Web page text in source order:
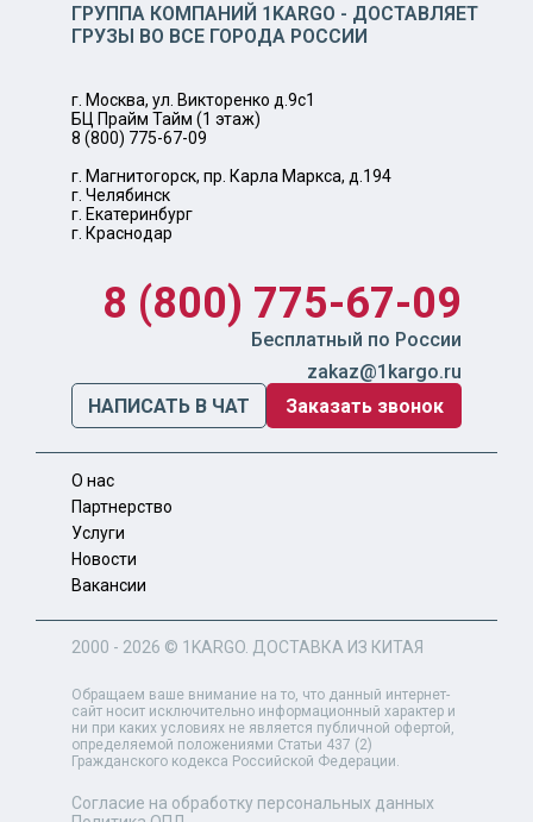
ГРУППА КОМПАНИЙ 1KARGO - ДОСТАВЛЯЕТ
ГРУЗЫ ВО ВСЕ ГОРОДА РОССИИ
г. Москва, ул. Викторенко д.9с1
БЦ Прайм Тайм (1 этаж)
8 (800) 775-67-09
г. Магнитогорск, пр. Карла Маркса, д.194
г. Челябинск
г. Екатеринбург
г. Краснодар
8 (800) 775-67-09
Бесплатный по России
zakaz@1kargo.ru
НАПИСАТЬ В ЧАТ
Заказать звонок
О нас
Партнерство
Услуги
Новости
Вакансии
2000 - 2026 © 1KARGO . ДОСТАВКА ИЗ КИТАЯ
Обращаем ваше внимание на то, что данный интернет-
сайт носит исключительно информационный характер и
ни при каких условиях не является публичной офертой,
определяемой положениями Статьи 437 (2)
Гражданского кодекса Российской Федерации.
Согласие на обработку персональных данных